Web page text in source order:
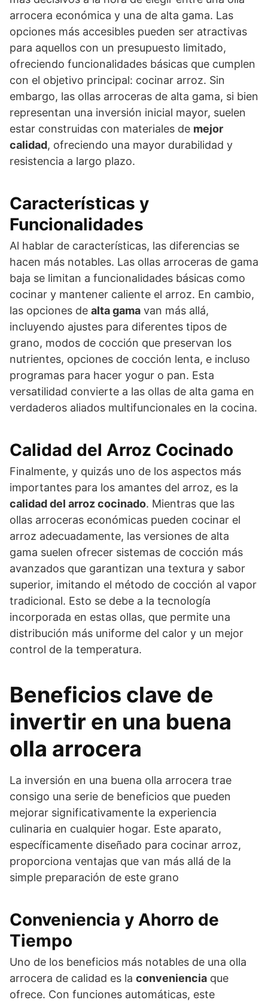
arrocera económica y una de alta gama. Las
opciones más accesibles pueden ser atractivas
para aquellos con un presupuesto limitado,
ofreciendo funcionalidades básicas que cumplen
con el objetivo principal: cocinar arroz. Sin
embargo, las ollas arroceras de alta gama, si bien
representan una inversión inicial mayor, suelen
estar construidas con materiales de mejor
calidad, ofreciendo una mayor durabilidad y
resistencia a largo plazo.
Características y
Funcionalidades
Al hablar de características, las diferencias se
hacen más notables. Las ollas arroceras de gama
baja se limitan a funcionalidades básicas como
cocinar y mantener caliente el arroz. En cambio,
las opciones de alta gama van más allá,
incluyendo ajustes para diferentes tipos de
grano, modos de cocción que preservan los
nutrientes, opciones de cocción lenta, e incluso
programas para hacer yogur o pan. Esta
versatilidad convierte a las ollas de alta gama en
verdaderos aliados multifuncionales en la cocina.
Calidad del Arroz Cocinado
Finalmente, y quizás uno de los aspectos más
importantes para los amantes del arroz, es la
calidad del arroz cocinado. Mientras que las
ollas arroceras económicas pueden cocinar el
arroz adecuadamente, las versiones de alta
gama suelen ofrecer sistemas de cocción más
avanzados que garantizan una textura y sabor
superior, imitando el método de cocción al vapor
tradicional. Esto se debe a la tecnología
incorporada en estas ollas, que permite una
distribución más uniforme del calor y un mejor
control de la temperatura.
Beneficios clave de
invertir en una buena
olla arrocera
La inversión en una buena olla arrocera trae
consigo una serie de beneficios que pueden
mejorar significativamente la experiencia
culinaria en cualquier hogar. Este aparato,
específicamente diseñado para cocinar arroz,
proporciona ventajas que van más allá de la
simple preparación de este grano
Conveniencia y Ahorro de
Tiempo
Uno de los beneficios más notables de una olla
arrocera de calidad es la conveniencia que
ofrece. Con funciones automáticas, este